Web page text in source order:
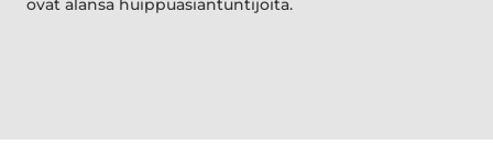
ovat alansa huippuasiantuntijoita.